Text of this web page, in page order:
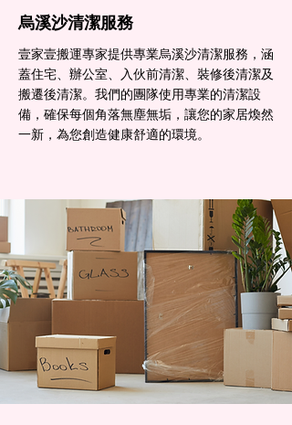
烏溪沙清潔服務
壹家壹搬運專家提供專業烏溪沙清潔服務，涵
蓋住宅、辦公室、入伙前清潔、裝修後清潔及
搬遷後清潔。我們的團隊使用專業的清潔設
備，確保每個角落無塵無垢，讓您的家居煥然
一新，為您創造健康舒適的環境。